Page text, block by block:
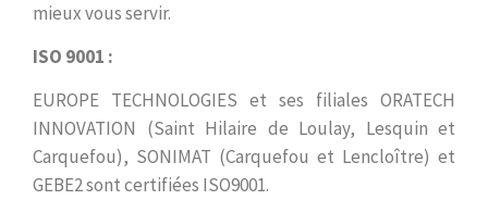
mieux vous servir.
ISO 9001 :
EUROPE TECHNOLOGIES et ses filiales ORATECH
INNOVATION (Saint Hilaire de Loulay, Lesquin et
Carquefou), SONIMAT (Carquefou et Lencloître) et
GEBE2 sont certifiées ISO9001.